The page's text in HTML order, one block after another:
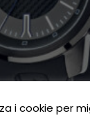
i cookie per